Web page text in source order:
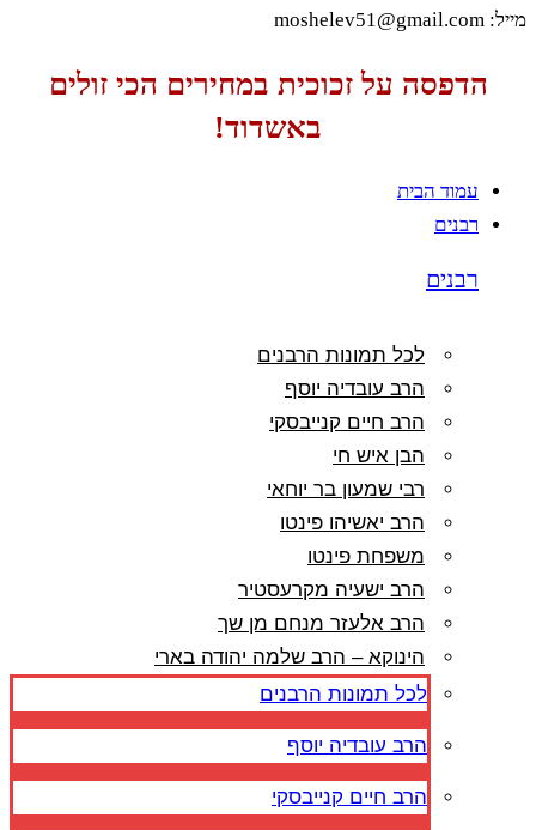
מייל: moshelev51@gmail.com
הדפסה על זכוכית במחירים הכי זולים
באשדוד!
עמוד הבית
רבנים
רבנים
לכל תמונות הרבנים
הרב עובדיה יוסף
הרב חיים קנייבסקי
הבן איש חי
רבי שמעון בר יוחאי
הרב יאשיהו פינטו
משפחת פינטו
הרב ישעיה מקרעסטיר
הרב אלעזר מנחם מן שך
הינוקא – הרב שלמה יהודה בארי
לכל תמונות הרבנים
הרב עובדיה יוסף
הרב חיים קנייבסקי